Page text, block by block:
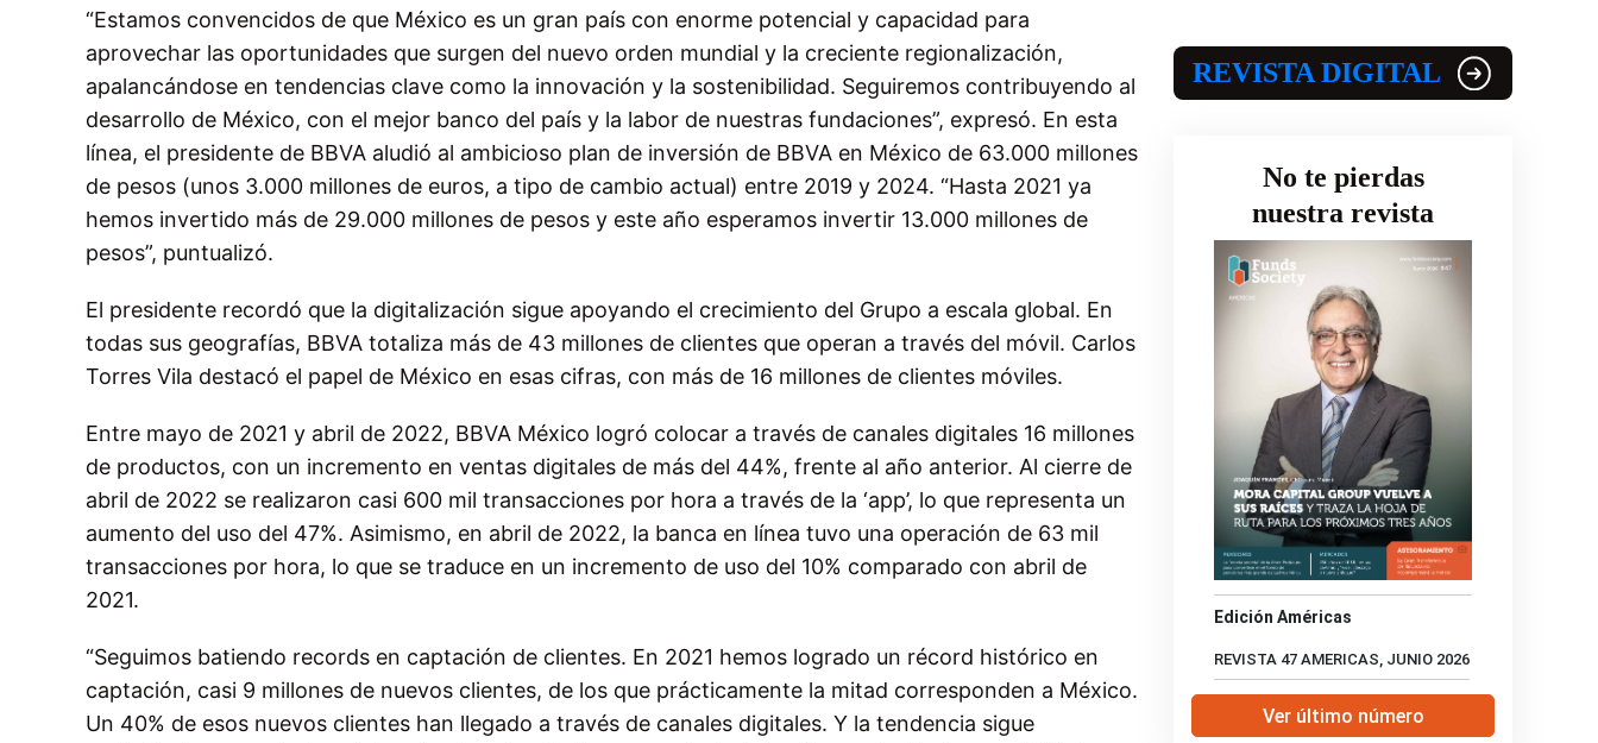
“Estamos convencidos de que México es un gran país con enorme potencial y capacidad para
aprovechar las oportunidades que surgen del nuevo orden mundial y la creciente regionalización,
apalancándose en tendencias clave como la innovación y la sostenibilidad. Seguiremos contribuyendo al
desarrollo de México, con el mejor banco del país y la labor de nuestras fundaciones”, expresó. En esta
línea, el presidente de BBVA aludió al ambicioso plan de inversión de BBVA en México de 63.000 millones
de pesos (unos 3.000 millones de euros, a tipo de cambio actual) entre 2019 y 2024. “Hasta 2021 ya
hemos invertido más de 29.000 millones de pesos y este año esperamos invertir 13.000 millones de
pesos”, puntualizó.
El presidente recordó que la digitalización sigue apoyando el crecimiento del Grupo a escala global. En
todas sus geografías, BBVA totaliza más de 43 millones de clientes que operan a través del móvil. Carlos
Torres Vila destacó el papel de México en esas cifras, con más de 16 millones de clientes móviles.
Entre mayo de 2021 y abril de 2022, BBVA México logró colocar a través de canales digitales 16 millones
de productos, con un incremento en ventas digitales de más del 44%, frente al año anterior. Al cierre de
abril de 2022 se realizaron casi 600 mil transacciones por hora a través de la ‘app’, lo que representa un
aumento del uso del 47%. Asimismo, en abril de 2022, la banca en línea tuvo una operación de 63 mil
transacciones por hora, lo que se traduce en un incremento de uso del 10% comparado con abril de
2021.
“Seguimos batiendo records en captación de clientes. En 2021 hemos logrado un récord histórico en
captación, casi 9 millones de nuevos clientes, de los que prácticamente la mitad corresponden a México.
Un 40% de esos nuevos clientes han llegado a través de canales digitales. Y la tendencia sigue
REVISTA DIGITAL
No te pierdas
nuestra revista
Edición Américas
REVISTA 47 AMERICAS, JUNIO 2026
Ver último número